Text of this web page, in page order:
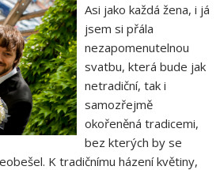
Asi jako každá žena, i já
jsem si přála
nezapomenutelnou
svatbu, která bude jak
netradiční, tak i
samozřejmě
okořeněná tradicemi,
bez kterých by se
K tradičnímu házení květiny,